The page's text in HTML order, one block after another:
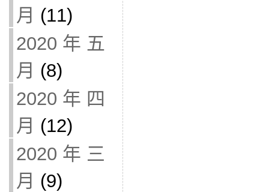
月 (11)
2020 年 五
月 (8)
2020 年 四
月 (12)
2020 年 三
月 (9)